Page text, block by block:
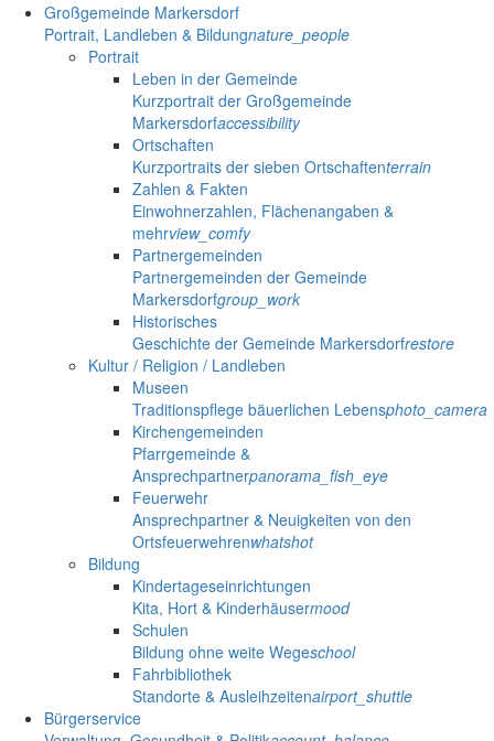
Großgemeinde Markersdorf
Portrait, Landleben & Bildungnature_people
Portrait
Leben in der Gemeinde
Kurzportrait der Großgemeinde
Markersdorfaccessibility
Ortschaften
Kurzportraits der sieben Ortschaftenterrain
Zahlen & Fakten
Einwohnerzahlen, Flächenangaben &
mehrview_comfy
Partnergemeinden
Partnergemeinden der Gemeinde
Markersdorfgroup_work
Historisches
Geschichte der Gemeinde Markersdorfrestore
Kultur / Religion / Landleben
Museen
Traditionspflege bäuerlichen Lebensphoto_camera
Kirchengemeinden
Pfarrgemeinde &
Ansprechpartnerpanorama_fish_eye
Feuerwehr
Ansprechpartner & Neuigkeiten von den
Ortsfeuerwehrenwhatshot
Bildung
Kindertageseinrichtungen
Kita, Hort & Kinderhäusermood
Schulen
Bildung ohne weite Wegeschool
Fahrbibliothek
Standorte & Ausleihzeitenairport_shuttle
Bürgerservice